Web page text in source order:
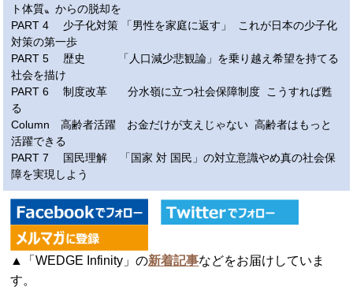
ト体質〟からの脱却を
PART 4 少子化対策 「男性を家庭に返す」 これが日本の少子化
対策の第一歩
PART 5 歴史 「人口減少悲観論」を乗り越え希望を持てる
社会を描け
PART 6 制度改革 分水嶺に立つ社会保障制度 こうすれば甦
る
Column 高齢者活躍 お金だけが支えじゃない 高齢者はもっと
活躍できる
PART 7 国民理解 「国家 対 国民」の対立意識やめ真の社会保
障を実現しよう
▲「WEDGE Infinity」の新着記事などをお届けしていま
す。